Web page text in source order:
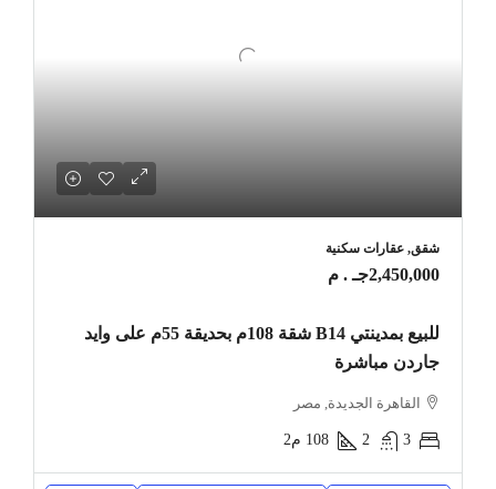
شقق, عقارات سكنية
2,450,000جـ . م
للبيع بمدينتي B14 شقة 108م بحديقة 55م على وايد
جاردن مباشرة
القاهرة الجديدة, مصر
3
2
108 م2